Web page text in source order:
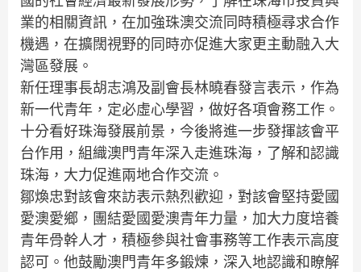
業的相關資訊，在加強珠澳交流同時積極尋求合作
機遇，在擴闊視野的同時亦促進大家更主動融入大
灣區發展。
新任理事長胡志鴻及副會長林曉春發言表示，作為
新一代青年，定必虛心學習，做好各項會務工作。
十分看好珠海發展前景，今後將進一步發揮該會平
台作用，組織澳門青年深入走進珠海，了解和認識
珠海，大力促進兩地合作交流。
鄒煥忠對該會來訪表示熱烈歡迎，對該會堅持愛國
愛澳愛鄉，團結愛國愛澳青年力量，加大力度培養
青年骨幹人才，積極參與社會事務等工作表示高度
認可。他鼓勵澳門青年多鍛煉，深入地認識和瞭解